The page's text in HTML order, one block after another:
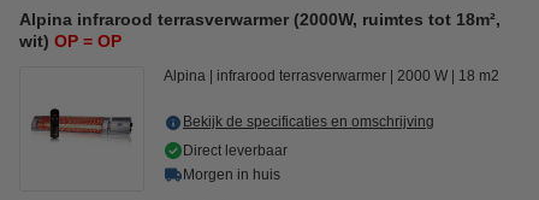
Alpina infrarood terrasverwarmer (2000W, ruimtes tot 18m²,
wit) OP = OP
Alpina infrarood terrasverwarmer 2000 W 18 m2
Bekijk de specificaties en omschrijving
Direct leverbaar
Morgen in huis